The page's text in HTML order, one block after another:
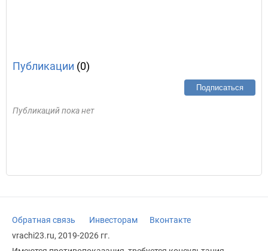
Публикации (0)
Подписаться
Публикаций пока нет
Обратная связь Инвесторам
Вконтакте
vrachi23.ru, 2019-2026 гг.